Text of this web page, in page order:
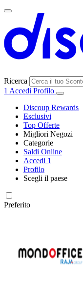
Ricerca
1 Accedi Profilo
Discoup Rewards
Esclusivi
Top Offerte
Migliori Negozi
SHEIN
eBay
Categorie
Elettronica e
Saldi Online
Accedi 1
Profilo
Scegli il paese
Preferito